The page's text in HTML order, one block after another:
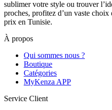
sublimer votre style ou trouver
proches, profitez d’un vaste
prix en Tunisie.
À propos
Qui sommes nous ?
Boutique
Catégories
MyKenza APP
Service Client